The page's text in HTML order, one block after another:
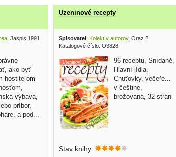
, Jaspis 1991
ako byť
hostiteľom
výbava,
príbor,
a pod...
Uzeninové recepty
Spisovatel: Kolektív autorov, Oraz ?
Katalogové číslo: O3828
96 receptu, Snídaně,
Hlavní jídla,
Chuťovky, večeře...
v češtine,
brožovaná, 32 strán
Stav knihy: